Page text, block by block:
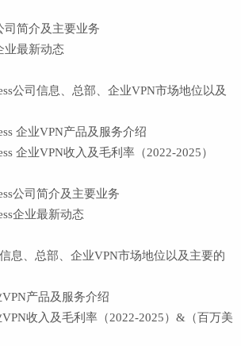
简介及主要业务
最新动态
司信息、总部、企业VPN市场地位以及
企业VPN产品及服务介绍
企业VPN收入及毛利率（2022-2025）
公司简介及主要业务
企业最新动态
、总部、企业VPN市场地位以及主要的
产品及服务介绍
收入及毛利率（2022-2025）&（百万美